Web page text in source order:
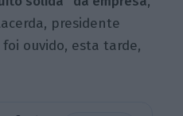
presidente
foi ouvido, esta tarde,